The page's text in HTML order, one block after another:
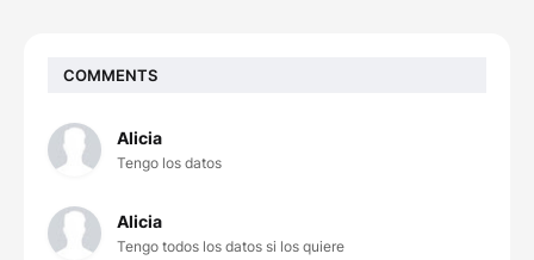
COMMENTS
Alicia
Tengo los datos
Alicia
Tengo todos los datos si los quiere